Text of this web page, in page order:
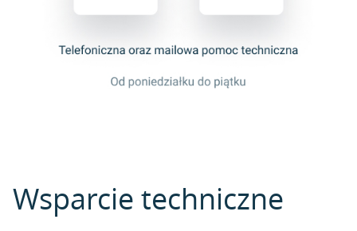
Wsparcie techniczne